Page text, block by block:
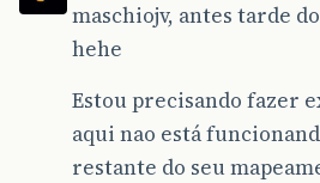
maschiojv, antes tarde
hehe
Estou precisando fazer
aqui nao está
restante do seu